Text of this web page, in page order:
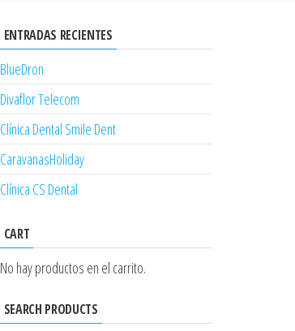
ENTRADAS RECIENTES
BlueDron
Divaflor Telecom
Clínica Dental Smile Dent
CaravanasHoliday
Clínica CS Dental
CART
No hay productos en el carrito.
SEARCH PRODUCTS